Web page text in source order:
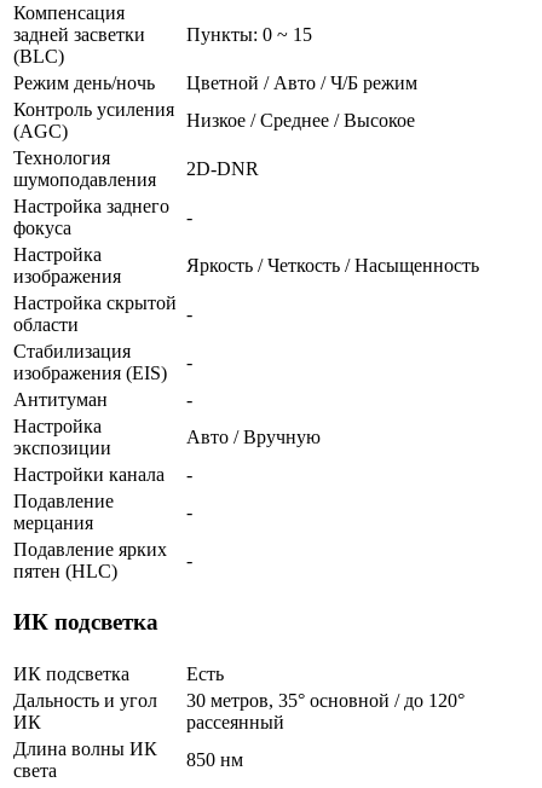
Компенсация
задней засветки
(BLC)
Пункты: 0 ~ 15
Режим день/ночь
Цветной / Авто / Ч/Б режим
Контроль усиления
(AGC)
Низкое / Среднее / Высокое
Технология
шумоподавления
2D-DNR
Настройка заднего
фокуса
-
Настройка
изображения
Яркость / Четкость / Насыщенность
Настройка скрытой
области
-
Стабилизация
изображения (EIS)
-
Антитуман
-
Настройка
экспозиции
Авто / Вручную
Настройки канала
-
Подавление
мерцания
-
Подавление ярких
пятен (HLC)
-
ИК подсветка
ИК подсветка
Есть
Дальность и угол
ИК
30 метров, 35° основной / до 120°
рассеянный
Длина волны ИК
света
850 нм